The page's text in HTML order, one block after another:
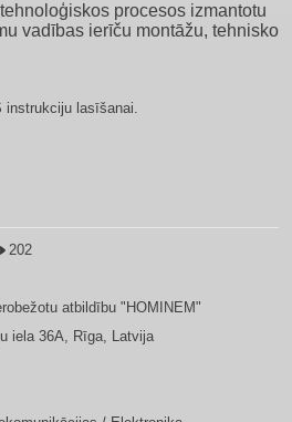
ģiskos procesos izmantotu
vadības ierīču montāžu, tehnisko
instrukciju lasīšanai.
202
atbildību "HOMINEM"
iela 36A, Rīga, Latvija